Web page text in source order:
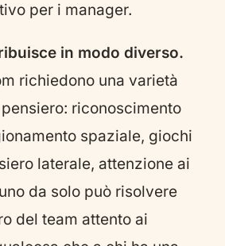
per i manager.
in modo diverso.
richiedono una varietà
riconoscimento
spaziale, giochi
laterale, attenzione ai
da solo può risolvere
del team attento ai